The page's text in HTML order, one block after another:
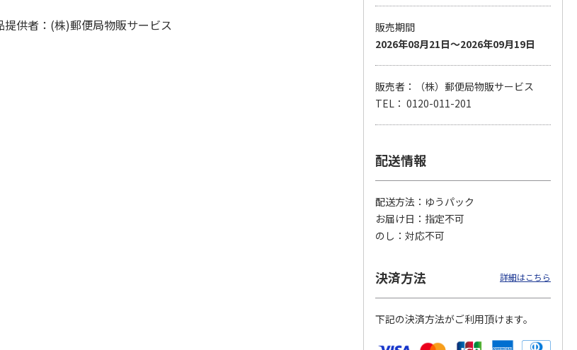
【グリーティング切
【グリーティング切
（シンプル）（110
【のり式】110円普
ート100枚）
提供者：(株)郵便局物販サービス
販売期間
2026年08月21日～2026年09月19日
販売者：（株）郵便局物販サービス
TEL： 0120-011-201
配送情報
配送方法
ゆうパック
お届け日
指定不可
のし
対応不可
決済方法 詳細はこちら
下記の決済方法がご利用頂けます。